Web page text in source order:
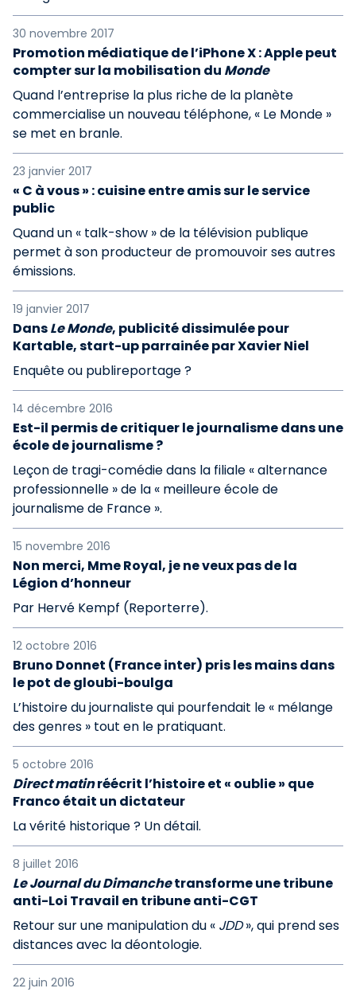
30 novembre 2017
Promotion médiatique de l’iPhone X : Apple peut
compter sur la mobilisation du Monde
Quand l’entreprise la plus riche de la planète
commercialise un nouveau téléphone, « Le Monde »
se met en branle.
23 janvier 2017
« C à vous » : cuisine entre amis sur le service
public
Quand un « talk-show » de la télévision publique
permet à son producteur de promouvoir ses autres
émissions.
19 janvier 2017
DansLe Monde, publicité dissimulée pour
Kartable, start-up parrainée par Xavier Niel
Enquête ou publireportage ?
14 décembre 2016
Est-il permis de critiquer le journalisme dans une
école de journalisme ?
Leçon de tragi-comédie dans la filiale « alternance
professionnelle » de la « meilleure école de
journalisme de France ».
15 novembre 2016
Non merci, Mme Royal, je ne veux pas de la
Légion d’honneur
Par Hervé Kempf (Reporterre).
12 octobre 2016
Bruno Donnet (France inter) pris les mains dans
le pot de gloubi-boulga
L’histoire du journaliste qui pourfendait le « mélange
des genres » tout en le pratiquant.
5 octobre 2016
Direct matinréécrit l’histoire et « oublie » que
Franco était un dictateur
La vérité historique ? Un détail.
8 juillet 2016
Le Journal du Dimanchetransforme une tribune
anti-Loi Travail en tribune anti-CGT
Retour sur une manipulation du « JDD», qui prend ses
distances avec la déontologie.
22 juin 2016